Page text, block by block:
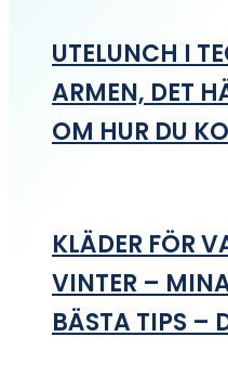
UTELUNCH I
ARMEN, DET
OM HUR DU
KLÄDER FÖR
VINTER –
BÄSTA TIPS –